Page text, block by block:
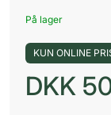
På lager
KUN ONLINE
DKK